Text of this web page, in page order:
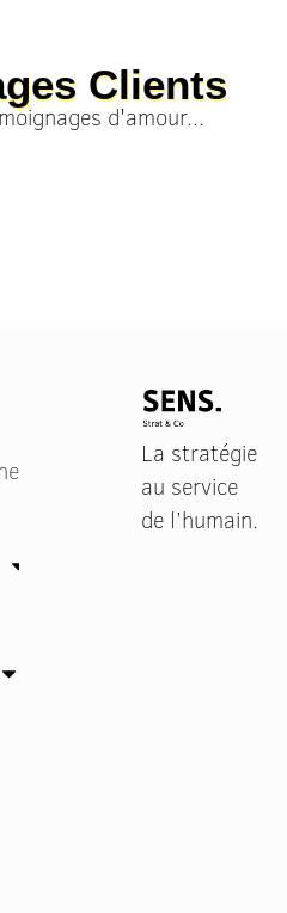
Clients
d'amour...
La stratégie
au service
de l’humain.